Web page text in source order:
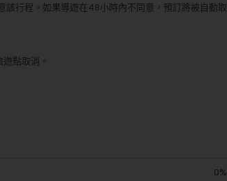
行程。如果導遊在48小時內不同意，預訂將被自動取
點取消。
0%